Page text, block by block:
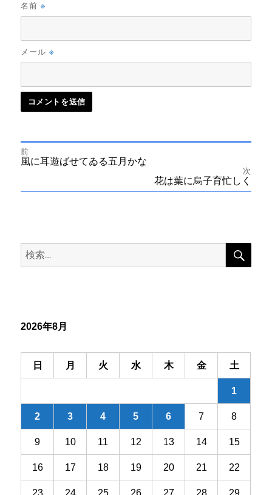
名前※
メール※
投
ゲ
ン
前
前
の
風に耳遊ばせてゐる五月かな
次
花は葉に烏子育忙しく
検
索:
検
2026年8月
日 月 火 水 木 金 土
1
2 3 4 5 6 7 8
9 10 11 12 13 14 15
16 17 18 19 20 21 22
23 24 25 26 27 28 29